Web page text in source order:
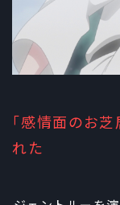
「感情面のお
れた